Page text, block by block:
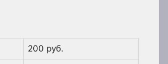
200 руб.